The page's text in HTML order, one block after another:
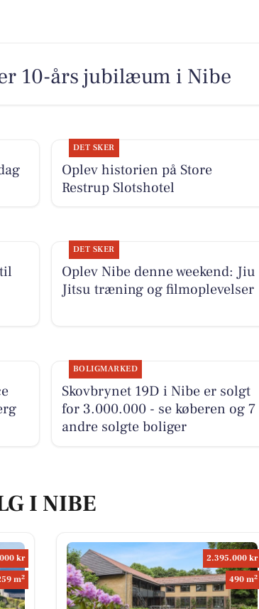
10-års jubilæum i Nibe
DET SKER
Oplev historien på Store
Restrup Slotshotel
DET SKER
Oplev Nibe denne weekend: Jiu
Jitsu træning og filmoplevelser
BOLIGMARKED
Skovbrynet 19D i Nibe er solgt
for 3.000.000 - se køberen og 7
andre solgte boliger
I NIBE
kr
m2
2.395.000 kr
490 m2